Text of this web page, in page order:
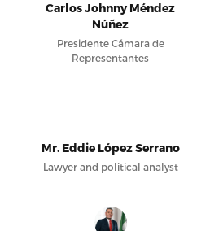
Carlos Johnny Méndez
Núñez
Presidente Cámara de
Representantes
Mr. Eddie López Serrano
Lawyer and political analyst